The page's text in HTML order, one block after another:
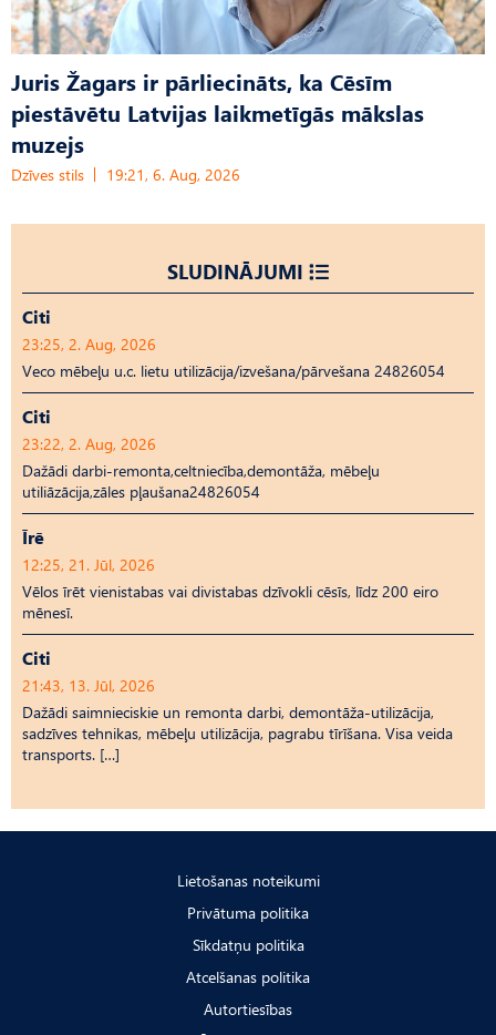
Juris Žagars ir pārliecināts, ka Cēsīm
piestāvētu Latvijas laikmetīgās mākslas
muzejs
Dzīves stils 19:21, 6. Aug, 2026
SLUDINĀJUMI
Citi
23:25, 2. Aug, 2026
Veco mēbeļu u.c. lietu utilizācija/izvešana/pārvešana 24826054
Citi
23:22, 2. Aug, 2026
Dažādi darbi-remonta,celtniecība,demontāža, mēbeļu
utiliāzācija,zāles pļaušana24826054
Īrē
12:25, 21. Jūl, 2026
Vēlos īrēt vienistabas vai divistabas dzīvokli cēsīs, līdz 200 eiro
mēnesī.
Citi
21:43, 13. Jūl, 2026
Dažādi saimnieciskie un remonta darbi, demontāža-utilizācija,
sadzīves tehnikas, mēbeļu utilizācija, pagrabu tīrīšana. Visa veida
transports. […]
Lietošanas noteikumi
Privātuma politika
Sīkdatņu politika
Atcelšanas politika
Autortiesības